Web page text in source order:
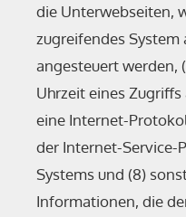
die Unterwebseiten,
zugreifendes
angesteuert werden,
Uhrzeit eines
eine Internet-
der Internet-Service-
Systems und (8)
Informationen, die